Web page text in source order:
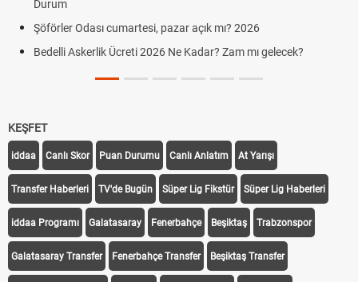
Durum
Şöförler Odası cumartesi, pazar açık mı? 2026
Bedelli Askerlik Ücreti 2026 Ne Kadar? Zam mı gelecek?
KEŞFET
iddaa Canlı Skor Puan Durumu Canlı Anlatım At Yarışı
Transfer Haberleri TV'de Bugün Süper Lig Fikstür Süper Lig Haberleri
iddaa Programı Galatasaray Fenerbahçe Beşiktaş Trabzonspor
Galatasaray Transfer Fenerbahçe Transfer Beşiktaş Transfer